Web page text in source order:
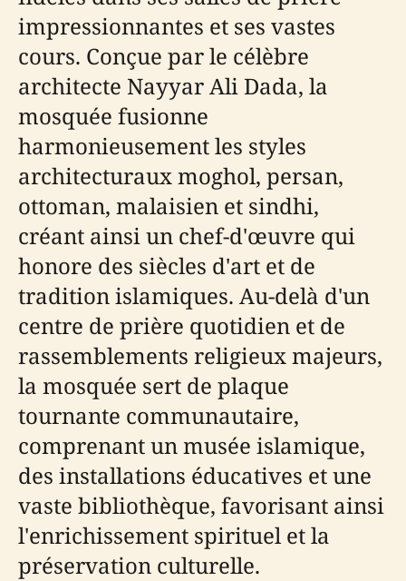
impressionnantes et ses vastes
cours. Conçue par le célèbre
architecte Nayyar Ali Dada, la
mosquée fusionne
harmonieusement les styles
architecturaux moghol, persan,
ottoman, malaisien et sindhi,
créant ainsi un chef-d'œuvre qui
honore des siècles d'art et de
tradition islamiques. Au-delà d'un
centre de prière quotidien et de
rassemblements religieux majeurs,
la mosquée sert de plaque
tournante communautaire,
comprenant un musée islamique,
des installations éducatives et une
vaste bibliothèque, favorisant ainsi
l'enrichissement spirituel et la
préservation culturelle.